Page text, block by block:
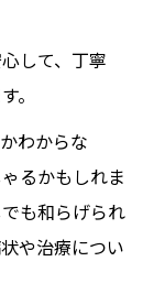
して、丁寧
。
わからな
るかもしれま
も和らげられ
や治療につい